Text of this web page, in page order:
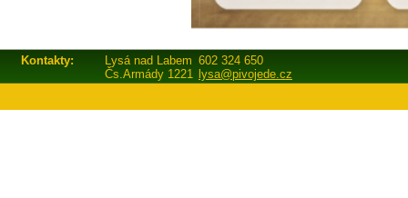
Kontakty: Lysá nad Labem 602 324 650
Čs.Armády 1221 lysa@pivojede.cz